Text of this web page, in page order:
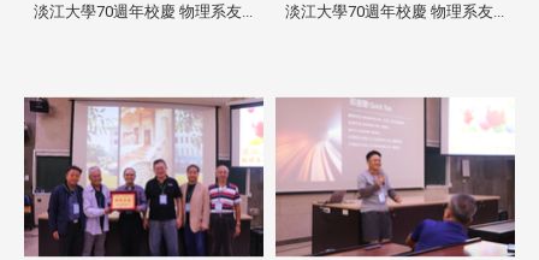
淡江大學70週年校慶 物理系友... 淡江大學70週年校慶 物理系友...